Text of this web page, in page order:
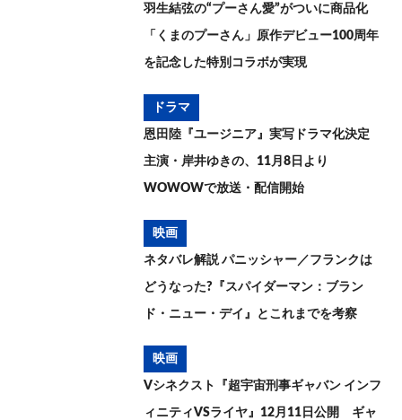
羽生結弦の“プーさん愛”がついに商品化
「くまのプーさん」原作デビュー100周年
を記念した特別コラボが実現
ドラマ
恩田陸『ユージニア』実写ドラマ化決定
主演・岸井ゆきの、11月8日より
WOWOWで放送・配信開始
映画
ネタバレ解説 パニッシャー／フランクは
どうなった?『スパイダーマン：ブラン
ド・ニュー・デイ』とこれまでを考察
映画
Vシネクスト『超宇宙刑事ギャバン インフ
ィニティVSライヤ』12月11日公開 ギャ